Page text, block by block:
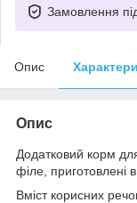
Замовлення
Опис
Опис
Додатковий корм
філе, приготовлені в
Вміст корисних